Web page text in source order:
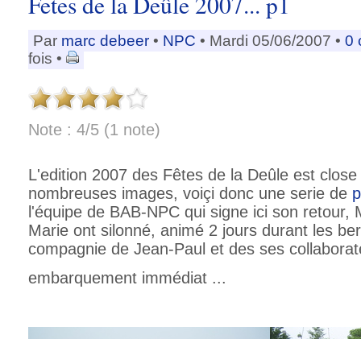
Par marc debeer • NPC • Mardi 05/06/2007 • 0
fois •
Note : 4/5 (1 note)
L'edition 2007 des Fêtes de la Deûle est
nombreuses images, voiçi donc une serie de
l'équipe de BAB-NPC qui signe ici son retour,
Marie ont silonné, animé 2 jours durant les
compagnie de Jean-Paul et des ses
embarquement immédiat ...